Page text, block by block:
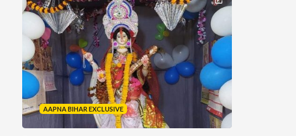
AAPNA BIHAR EXCLUSIVE